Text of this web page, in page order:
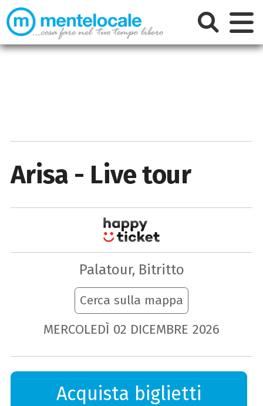
Arisa - Live tour
Palatour, Bitritto
Cerca sulla mappa
MERCOLEDÌ 02 DICEMBRE 2026
Acquista biglietti